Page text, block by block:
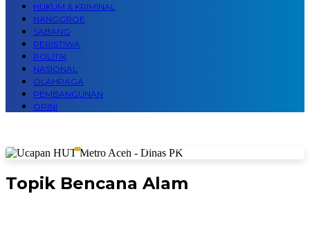
HUKUM & KRIMINAL
NANGGROE
SABANG
PERISTIWA
POLITIK
NASIONAL
OLAHRAGA
PEMBANGUNAN
OPINI
Topik Bencana Alam